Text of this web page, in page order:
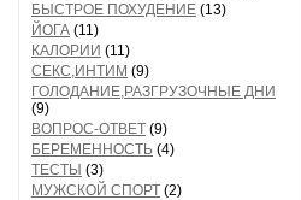
БЫСТРОЕ ПОХУДЕНИЕ (13)
ЙОГА (11)
КАЛОРИИ (11)
СЕКС,ИНТИМ (9)
ГОЛОДАНИЕ,РАЗГРУЗОЧНЫЕ ДНИ
(9)
ВОПРОС-ОТВЕТ (9)
БЕРЕМЕННОСТЬ (4)
ТЕСТЫ (3)
МУЖСКОЙ СПОРТ (2)